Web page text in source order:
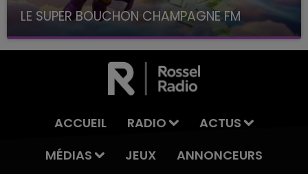
LE SUPER BOUCHON CHAMPAGNE FM
avec La Famille Champagne FM, à 8H10
ACCUEIL RADIO
ACTUS
MÉDIAS
JEUX ANNONCEURS